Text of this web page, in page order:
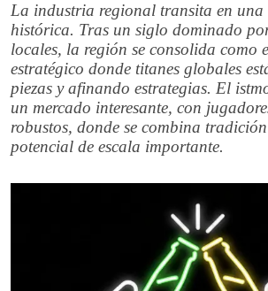
La industria regional transita en una
histórica. Tras un siglo dominado
locales, la región se consolida como
estratégico donde titanes globales
piezas y afinando estrategias. El
un mercado interesante, con
robustos, donde se combina
potencial de escala importante.